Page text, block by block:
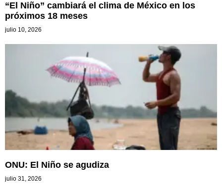
“El Niño” cambiará el clima de México en los
próximos 18 meses
julio 10, 2026
ONU: El Niño se agudiza
julio 31, 2026